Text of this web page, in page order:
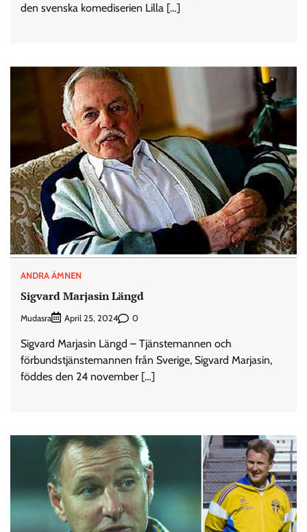
den svenska komediserien Lilla […]
ANDRA ÄMNEN
Sigvard Marjasin Längd
Mudasra April 25, 2024 0
Sigvard Marjasin Längd – Tjänstemannen och
förbundstjänstemannen från Sverige, Sigvard Marjasin,
föddes den 24 november […]